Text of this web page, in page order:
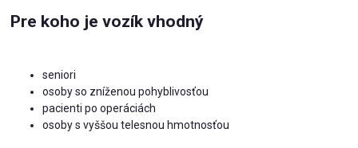
Pre koho je vozík vhodný
seniori
osoby so zníženou pohyblivosťou
pacienti po operáciách
osoby s vyššou telesnou hmotnosťou